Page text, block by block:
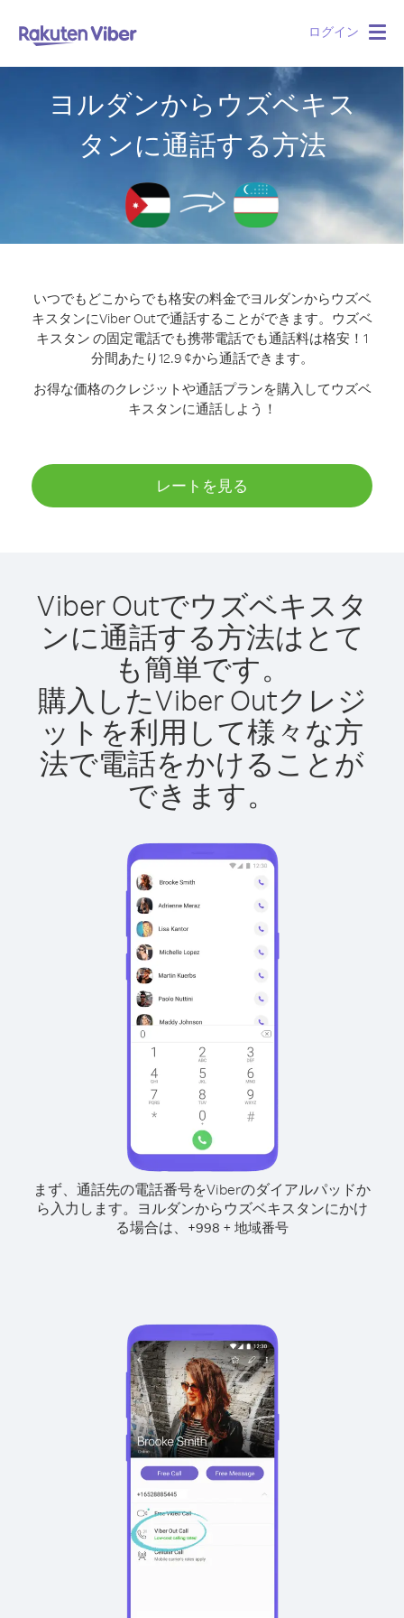
ログイン
ヨルダンからウズベキス
タンに通話する方法
いつでもどこからでも格安の料金でヨルダンからウズベ
キスタンにViber Outで通話することができます。 ウズベ
キスタン の固定電話でも携帯電話でも通話料は格安！1
分間あたり12.9 ¢から通話できます。
お得な価格のクレジットや通話プランを購入してウズベ
キスタンに通話しよう！
レートを見る
Viber Outでウズベキスタ
ンに通話する方法はとて
も簡単です。
購入したViber Outクレジ
ットを利用して様々な方
法で電話をかけることが
できます。
まず、通話先の電話番号をViberのダイアルパッドか
ら入力します。 ヨルダンからウズベキスタンにかけ
る場合は、 +998 + 地域番号